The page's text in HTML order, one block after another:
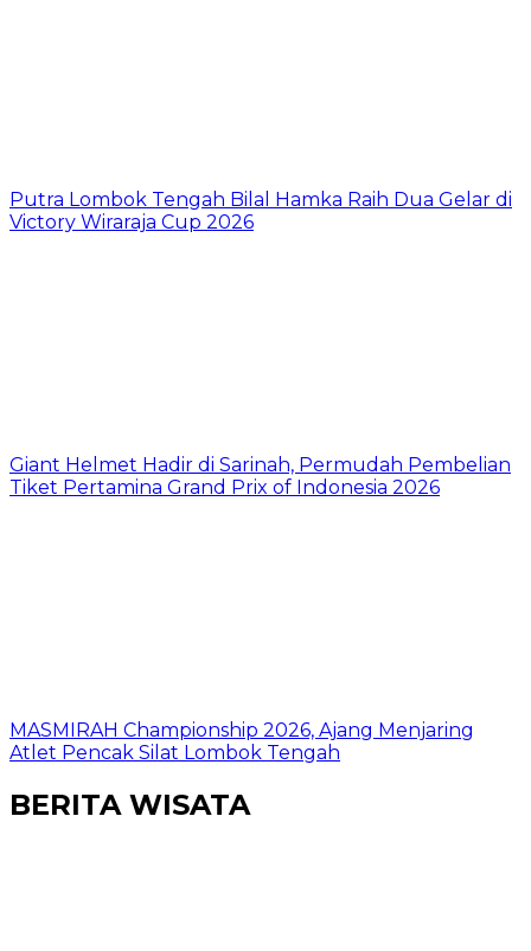
Putra Lombok Tengah Bilal Hamka Raih Dua Gelar di
Victory Wiraraja Cup 2026
Giant Helmet Hadir di Sarinah, Permudah Pembelian
Tiket Pertamina Grand Prix of Indonesia 2026
MASMIRAH Championship 2026, Ajang Menjaring
Atlet Pencak Silat Lombok Tengah
BERITA WISATA